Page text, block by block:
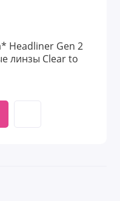
Headliner Gen 2
линзы Clear to